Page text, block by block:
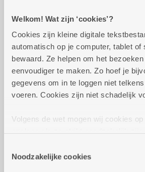
Welkom! Wat zijn ‘cookies’?
Cookies zijn kleine digitale
automatisch op je computer, tablet of
bewaard. Ze helpen om het
eenvoudiger te maken. Zo hoef je
gegevens om in te loggen niet
voeren. Cookies zijn niet schadelijk
Volgens de wet mogen wij cookies
cookies hebben we jouw
cookies worden geplaatst door derde
Noodzakelijke cookies
Praktisch
dinsdag 28 juli 2026 14.00
Prijs: 1 euro per kaart
Dienstencentrum 't Dokske
2170 Merksem